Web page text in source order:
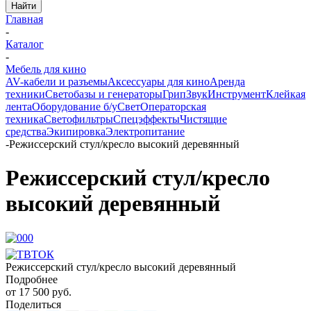
Найти
Главная
-
Каталог
-
Мебель для кино
AV-кабели и разъемыАксессуары для киноАренда
техникиСветобазы и генераторыГрипЗвукИнструментКлейкая
лентаОборудование б/уСветОператорская
техникаСветофильтрыСпецэффектыЧистящие
средстваЭкипировкаЭлектропитание
-Режиссерский стул/кресло высокий деревянный
Режиссерский стул/кресло
высокий деревянный
Режиссерский стул/кресло высокий деревянный
Подробнее
от 17 500 руб.
Поделиться